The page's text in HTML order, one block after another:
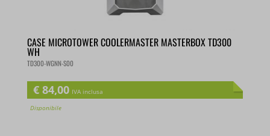
CASE MICROTOWER COOLERMASTER MASTERBOX TD300
WH
TD300-WGNN-S00
€84,00 IVA inclusa
Disponibile